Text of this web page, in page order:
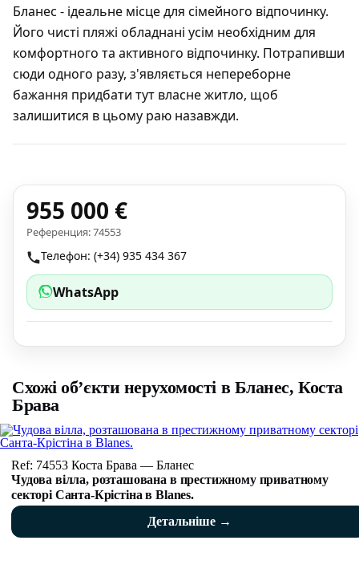
Бланес - ідеальне місце для сімейного відпочинку.
Його чисті пляжі обладнані усім необхідним для
комфортного та активного відпочинку. Потрапивши
сюди одного разу, з'являється непереборне
бажання придбати тут власне житло, щоб
залишитися в цьому раю назавжди.
955 000 €
Референция: 74553
Телефон: (+34) 935 434 367
WhatsApp
Схожі об’єкти нерухомості в Бланес, Коста
Брава
Ref: 74553 Коста Брава — Бланес
Чудова вілла, розташована в престижному приватному
секторі Санта-Крістіна в Blanes.
Детальніше →